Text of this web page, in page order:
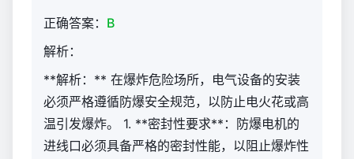
正确答案： B
解析：
**解析：** 在爆炸危险场所，电气设备的安装
必须严格遵循防爆安全规范，以防止电火花或高
温引发爆炸。 1. **密封性要求**：防爆电机的
进线口必须具备严格的密封性能，以阻止爆炸性